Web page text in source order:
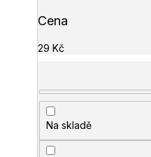
Cena
29 Kč
Na skladě